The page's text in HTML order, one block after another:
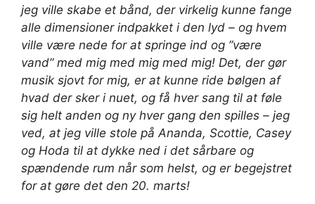
jeg ville skabe et bånd, der virkelig kunne fange
alle dimensioner indpakket i den lyd – og hvem
ville være nede for at springe ind og ”være
vand” med mig med mig med mig! Det, der gør
musik sjovt for mig, er at kunne ride bølgen af ​​
hvad der sker i nuet, og få hver sang til at føle
sig helt anden og ny hver gang den spilles – jeg
ved, at jeg ville stole på Ananda, Scottie, Casey
og Hoda til at dykke ned i det sårbare og
spændende rum når som helst, og er begejstret
for at gøre det den 20. marts!